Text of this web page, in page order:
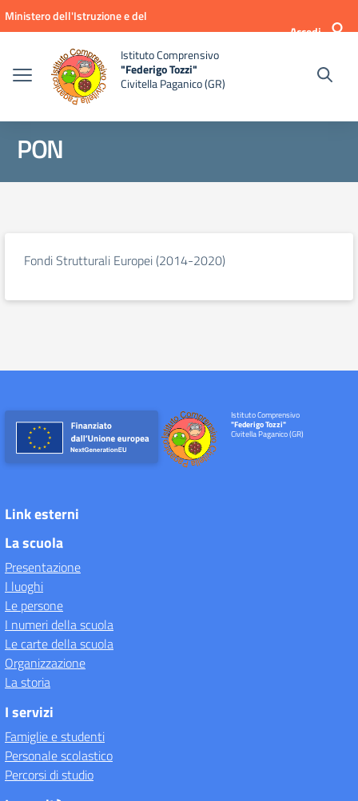
Vai ai contenuti
Vai al menu di navigazione
Vai al footer
Ministero dell'Istruzione e del
Accedi
Istituto Comprensivo
"Federigo Tozzi"
Civitella Paganico (GR)
PON
Fondi Strutturali Europei (2014-2020)
Istituto Comprensivo
"Federigo Tozzi"
Civitella Paganico (GR)
Link esterni
La scuola
Presentazione
I luoghi
Le persone
I numeri della scuola
Le carte della scuola
Organizzazione
La storia
I servizi
Famiglie e studenti
Personale scolastico
Percorsi di studio